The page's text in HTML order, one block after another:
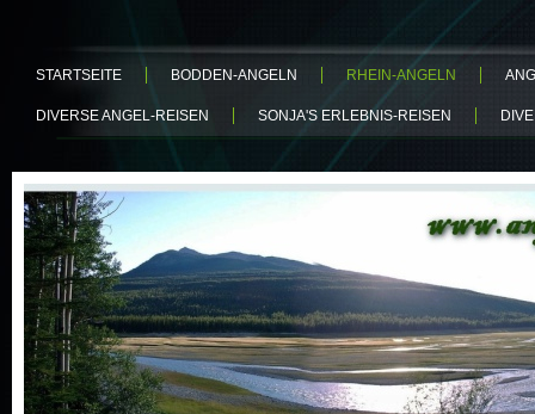
STARTSEITE BODDEN-ANGELN RHEIN-ANGELN
DIVERSE ANGEL-REISEN SONJA'S ERLEBNIS-REISEN